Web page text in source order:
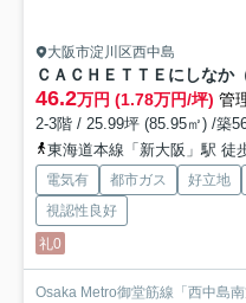
大阪市淀川区西中島
46.2万円 (1.78万円/坪) 管
2-3階 / 25.99坪 (85.95㎡) /築
東海道本線「新大阪」駅 徒
電気有 都市ガス 好立地
視認性良好
礼0
Osaka Metro御堂筋線「西中島